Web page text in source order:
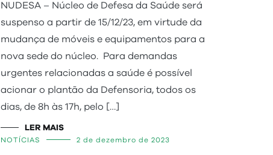
NUDESA – Núcleo de Defesa da Saúde será
suspenso a partir de 15/12/23, em virtude da
mudança de móveis e equipamentos para a
nova sede do núcleo. Para demandas
urgentes relacionadas a saúde é possível
acionar o plantão da Defensoria, todos os
dias, de 8h às 17h, pelo […]
LER MAIS
NOTÍCIAS 2 de dezembro de 2023